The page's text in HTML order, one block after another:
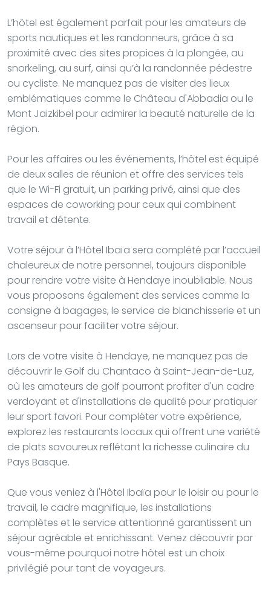
L’hôtel est également parfait pour les amateurs de
sports nautiques et les randonneurs, grâce à sa
proximité avec des sites propices à la plongée, au
snorkeling, au surf, ainsi qu’à la randonnée pédestre
ou cycliste. Ne manquez pas de visiter des lieux
emblématiques comme le Château d'Abbadia ou le
Mont Jaizkibel pour admirer la beauté naturelle de la
région.
Pour les affaires ou les événements, l’hôtel est équipé
de deux salles de réunion et offre des services tels
que le Wi-Fi gratuit, un parking privé, ainsi que des
espaces de coworking pour ceux qui combinent
travail et détente.
Votre séjour à l’Hôtel Ibaïa sera complété par l’accueil
chaleureux de notre personnel, toujours disponible
pour rendre votre visite à Hendaye inoubliable. Nous
vous proposons également des services comme la
consigne à bagages, le service de blanchisserie et un
ascenseur pour faciliter votre séjour.
Lors de votre visite à Hendaye, ne manquez pas de
découvrir le Golf du Chantaco à Saint-Jean-de-Luz,
où les amateurs de golf pourront profiter d'un cadre
verdoyant et d'installations de qualité pour pratiquer
leur sport favori. Pour compléter votre expérience,
explorez les restaurants locaux qui offrent une variété
de plats savoureux reflétant la richesse culinaire du
Pays Basque.
Que vous veniez à l'Hôtel Ibaïa pour le loisir ou pour le
travail, le cadre magnifique, les installations
complètes et le service attentionné garantissent un
séjour agréable et enrichissant. Venez découvrir par
vous-même pourquoi notre hôtel est un choix
privilégié pour tant de voyageurs.